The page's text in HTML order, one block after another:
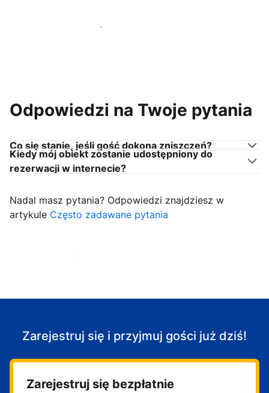
Dołącz do gospodarzy takich jak Ty
Odpowiedzi na Twoje pytania
Co się stanie, jeśli gość dokona zniszczeń?
Kiedy mój obiekt zostanie udostępniony do
rezerwacji w internecie?
Nadal masz pytania? Odpowiedzi znajdziesz w
artykule Często zadawane pytania
Zacznij przyjmować gości
Zarejestruj się i przyjmuj gości już dziś!
Zarejestruj się bezpłatnie